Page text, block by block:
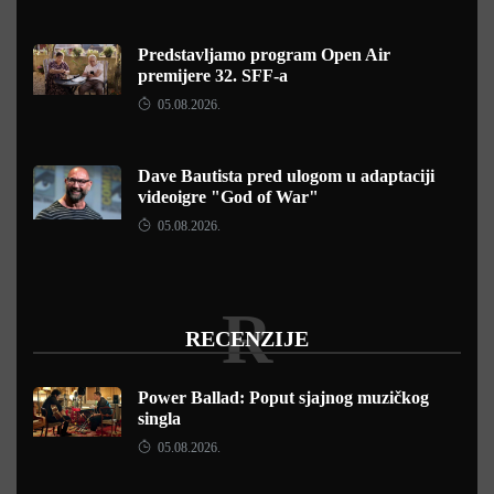
Predstavljamo program Open Air
premijere 32. SFF-a
05.08.2026.
Dave Bautista pred ulogom u adaptaciji
videoigre "God of War"
05.08.2026.
RECENZIJE
R
Power Ballad: Poput sjajnog muzičkog
singla
05.08.2026.